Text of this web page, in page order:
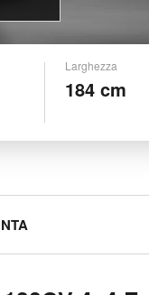
Larghezza
184 cm